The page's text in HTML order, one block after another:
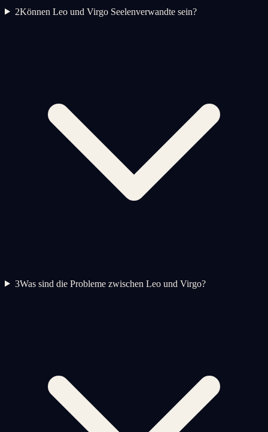
2Können Leo und Virgo Seelenverwandte sein?
3Was sind die Probleme zwischen Leo und Virgo?